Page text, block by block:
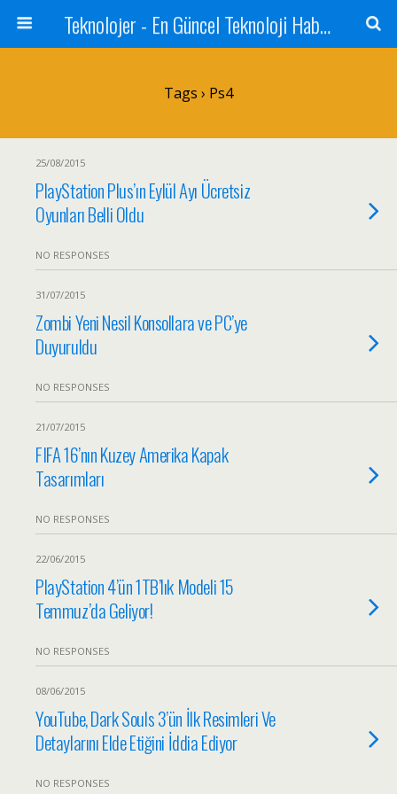
Teknolojer - En Güncel Teknoloji Haberleri
Tags › Ps4
25/08/2015
PlayStation Plus’ın Eylül Ayı Ücretsiz
Oyunları Belli Oldu
NO RESPONSES
31/07/2015
Zombi Yeni Nesil Konsollara ve PC’ye
Duyuruldu
NO RESPONSES
21/07/2015
FIFA 16’nın Kuzey Amerika Kapak
Tasarımları
NO RESPONSES
22/06/2015
PlayStation 4’ün 1TB’lık Modeli 15
Temmuz’da Geliyor!
NO RESPONSES
08/06/2015
YouTube, Dark Souls 3’ün İlk Resimleri Ve
Detaylarını Elde Etiğini İddia Ediyor
NO RESPONSES